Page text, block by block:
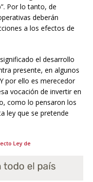
Por lo tanto, de
deberán
a los efectos de
el desarrollo
presente, en algunos
por ello es merecedor
vocación de invertir en
como lo pensaron los
ley que se pretende
Ley de